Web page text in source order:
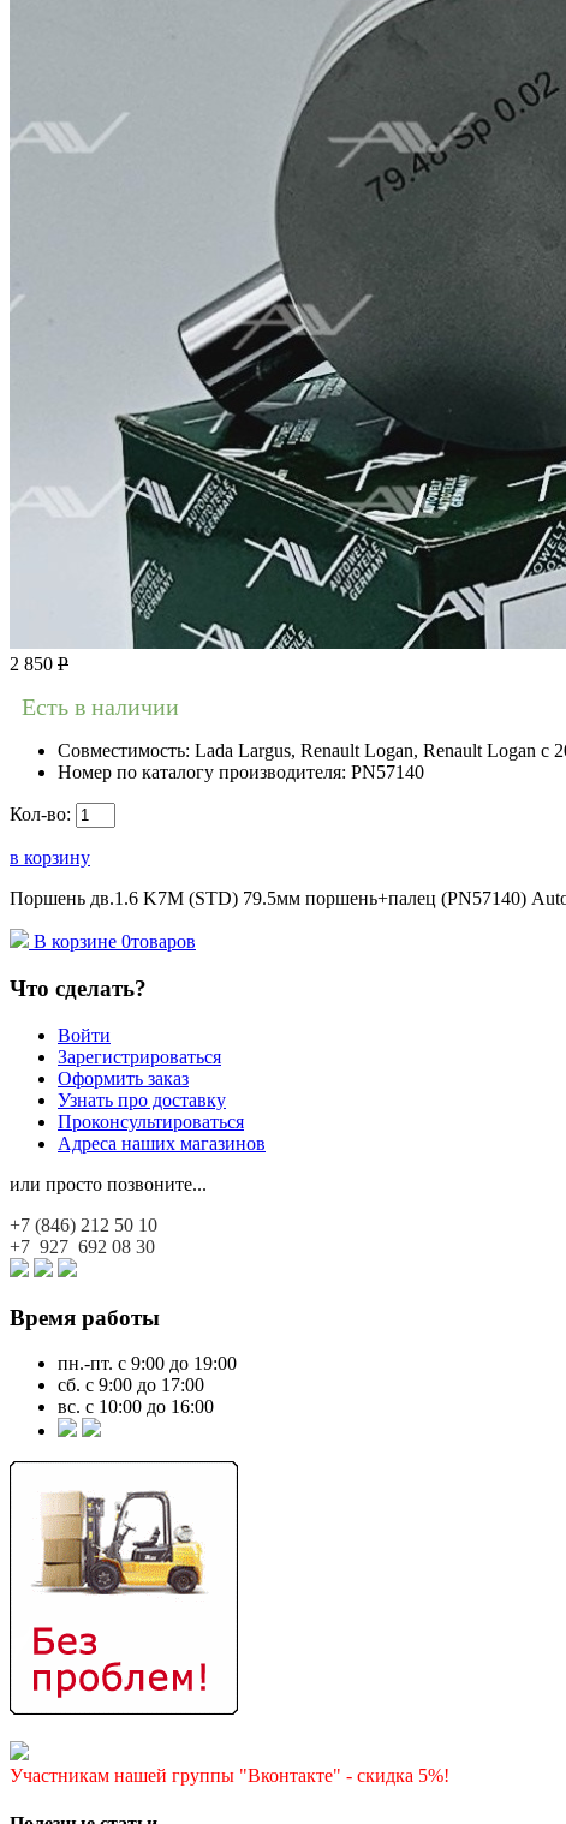
2 850 Р
Есть в наличии
Совместимость: Lada Largus, Renault Logan, Renault Logan c
Номер по каталогу производителя: PN57140
Кол-во:
в корзину
Поршень дв.1.6 K7M (STD) 79.5мм поршень+палец (PN57140)
В корзине 0товаров
Что сделать?
Войти
Зарегистрироваться
Оформить заказ
Узнать про доставку
Проконсультироваться
Адреса наших магазинов
или просто позвоните...
+7 (846) 212 50 10
+7 927 692 08 30
Время работы
пн.-пт. с 9:00 до 19:00
сб. с 9:00 до 17:00
вс. с 10:00 до 16:00
Участникам нашей группы "Вконтакте" - скидка 5%!